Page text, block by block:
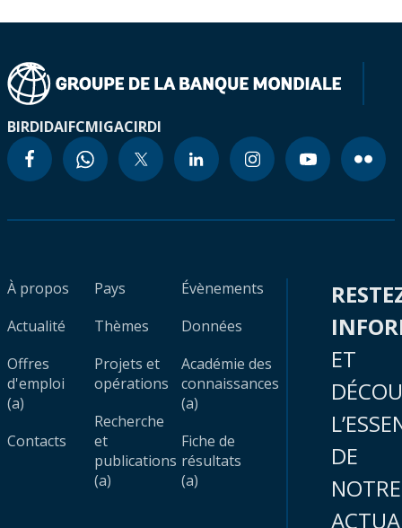
BIRDIDAIFCMIGACIRDI
À propos
Actualité
Offres
d'emploi
(a)
Contacts
Pays
Thèmes
Projets et
opérations
Recherche
et
publications
(a)
Évènements
Données
Académie des
connaissances
(a)
Fiche de
résultats
(a)
ET
DE
NOTRE